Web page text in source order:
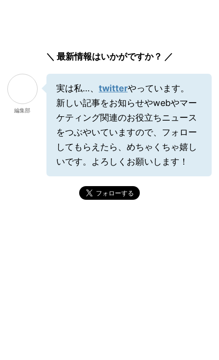
＼ 最新情報はいかがですか？ ／
編集部
実は私…、 twitterやっています。
新しい記事をお知らせやwebやマー
ケティング関連のお役立ちニュース
をつぶやいていますので、フォロー
してもらえたら、めちゃくちゃ嬉し
いです。よろしくお願いします！